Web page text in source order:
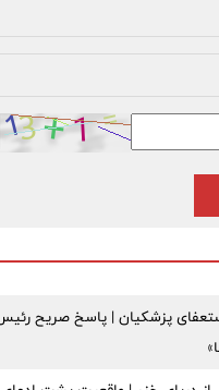
پزشکیان | پاسخ صریح